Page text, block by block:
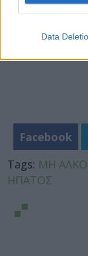
Data
Facebook
Tags: ΜΗ
ΗΠΑΤΟΣ